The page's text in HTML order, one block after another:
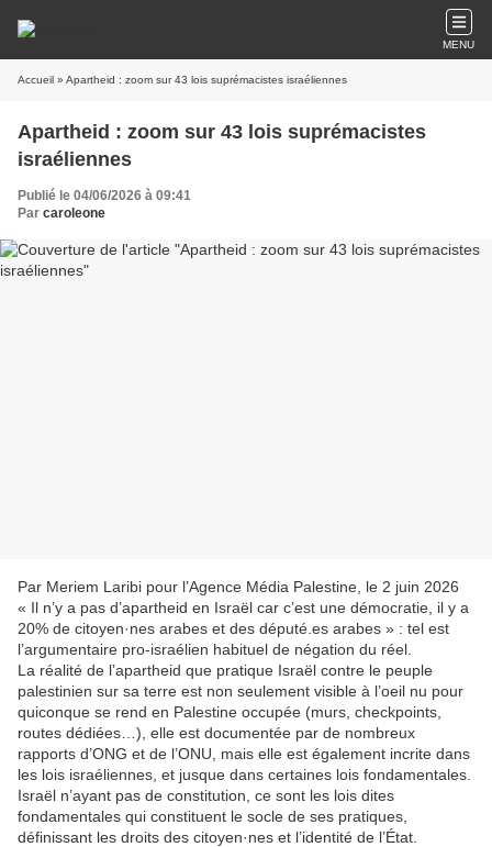
MENU
Accueil » Apartheid : zoom sur 43 lois suprémacistes israéliennes
Apartheid : zoom sur 43 lois suprémacistes
israéliennes
Publié le 04/06/2026 à 09:41
Par caroleone
Par Meriem Laribi pour l’Agence Média Palestine, le 2 juin 2026
« Il n’y a pas d’apartheid en Israël car c’est une démocratie, il y a
20% de citoyen·nes arabes et des député.es arabes » : tel est
l’argumentaire pro-israélien habituel de négation du réel.
La réalité de l’apartheid que pratique Israël contre le peuple
palestinien sur sa terre est non seulement visible à l’oeil nu pour
quiconque se rend en Palestine occupée (murs, checkpoints,
routes dédiées…), elle est documentée par de nombreux
rapports d’ONG et de l’ONU, mais elle est également incrite dans
les lois israéliennes, et jusque dans certaines lois fondamentales.
Israël n’ayant pas de constitution, ce sont les lois dites
fondamentales qui constituent le socle de ses pratiques,
définissant les droits des citoyen·nes et l’identité de l’État.